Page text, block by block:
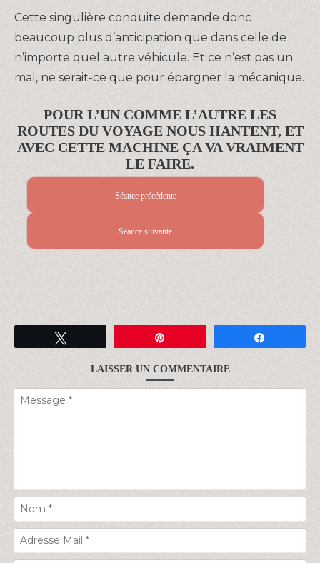
Cette singulière conduite demande donc
beaucoup plus d’anticipation que dans celle de
n’importe quel autre véhicule. Et ce n’est pas un
mal, ne serait-ce que pour épargner la mécanique.
POUR L’UN COMME L’AUTRE LES
ROUTES DU VOYAGE NOUS HANTENT, ET
AVEC CETTE MACHINE ÇA VA VRAIMENT
LE FAIRE.
Séance précédente
Séance suivante
LAISSER UN COMMENTAIRE